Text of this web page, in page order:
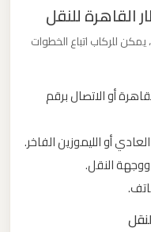
للنقل
للركاب اتباع الخطوات
أو الاتصال برقم
أو الليموزين الفاخر.
النقل.